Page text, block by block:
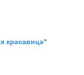
красавица"